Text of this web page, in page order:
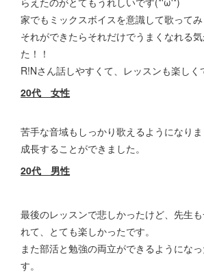
家でもミックスボイスを意識して歌ってみ
それができたらそれだけでうまくなれる
た！！
R!Nさん話しやすくて、レッスンも楽しく
20代 女性
苦手な音域もしっかり歌えるようになりま
成長することができました。
20代 男性
最後のレッスンで悲しかったけど、先生
れて、とても楽しかったです。
また部活と勉強の両立ができるようにな
す。